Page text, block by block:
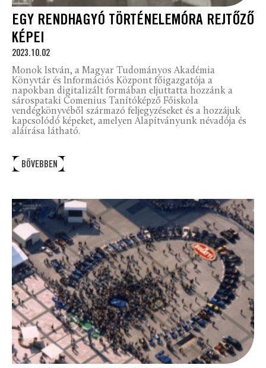
EGY RENDHAGYÓ TÖRTÉNELEMÓRA REJTŐZŐ
KÉPEI
2023.10.02
Monok István, a Magyar Tudományos Akadémia
Könyvtár és Információs Központ főigazgatója a
napokban digitalizált formában eljuttatta hozzánk a
sárospataki Comenius Tanítóképző Főiskola
vendégkönyvéből származó feljegyzéseket és a hozzájuk
kapcsolódó képeket, amelyen Alapítványunk névadója és
aláírása látható.
BŐVEBBEN